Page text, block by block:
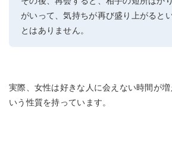
がいって、気持ちが再び盛り上がると
とはありません。
実際、女性は好きな人に会えない時間が
いう性質を持っています。